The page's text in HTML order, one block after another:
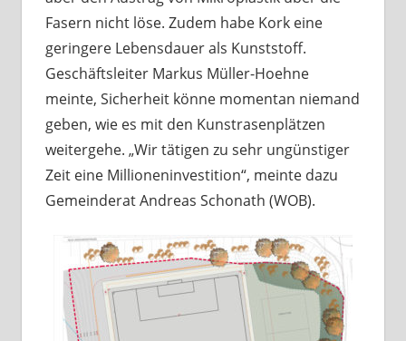
Fasern nicht löse. Zudem habe Kork eine
geringere Lebensdauer als Kunststoff.
Geschäftsleiter Markus Müller-Hoehne
meinte, Sicherheit könne momentan niemand
geben, wie es mit den Kunstrasenplätzen
weitergehe. „Wir tätigen zu sehr ungünstiger
Zeit eine Millioneninvestition“, meinte dazu
Gemeinderat Andreas Schonath (WOB).